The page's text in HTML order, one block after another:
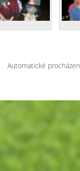
Automatické